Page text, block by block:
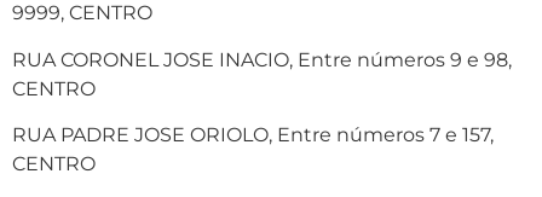
9999, CENTRO
RUA CORONEL JOSE INACIO, Entre números 9 e 98,
CENTRO
RUA PADRE JOSE ORIOLO, Entre números 7 e 157,
CENTRO